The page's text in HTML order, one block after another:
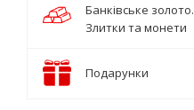
Банківське золото.
Злитки та монети
Подарунки